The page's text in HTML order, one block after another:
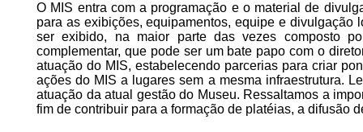
O MIS entra com a programação e o material de
para as exibições, equipamentos, equipe e divulgação
ser exibido, na maior parte das vezes composto
complementar, que pode ser um bate papo com o
atuação do MIS, estabelecendo parcerias para criar
ações do MIS a lugares sem a mesma infraestrutura.
atuação da atual gestão do Museu. Ressaltamos a
fim de contribuir para a formação de platéias, a difusão